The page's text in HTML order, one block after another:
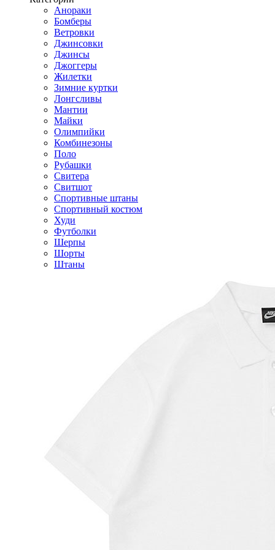
Анораки
Бомберы
Ветровки
Джинсовки
Джинсы
Джоггеры
Жилетки
Зимние куртки
Лонгсливы
Мантии
Майки
Олимпийки
Комбинезоны
Поло
Рубашки
Свитера
Свитшот
Спортивные штаны
Спортивный костюм
Худи
Футболки
Шерпы
Шорты
Штаны